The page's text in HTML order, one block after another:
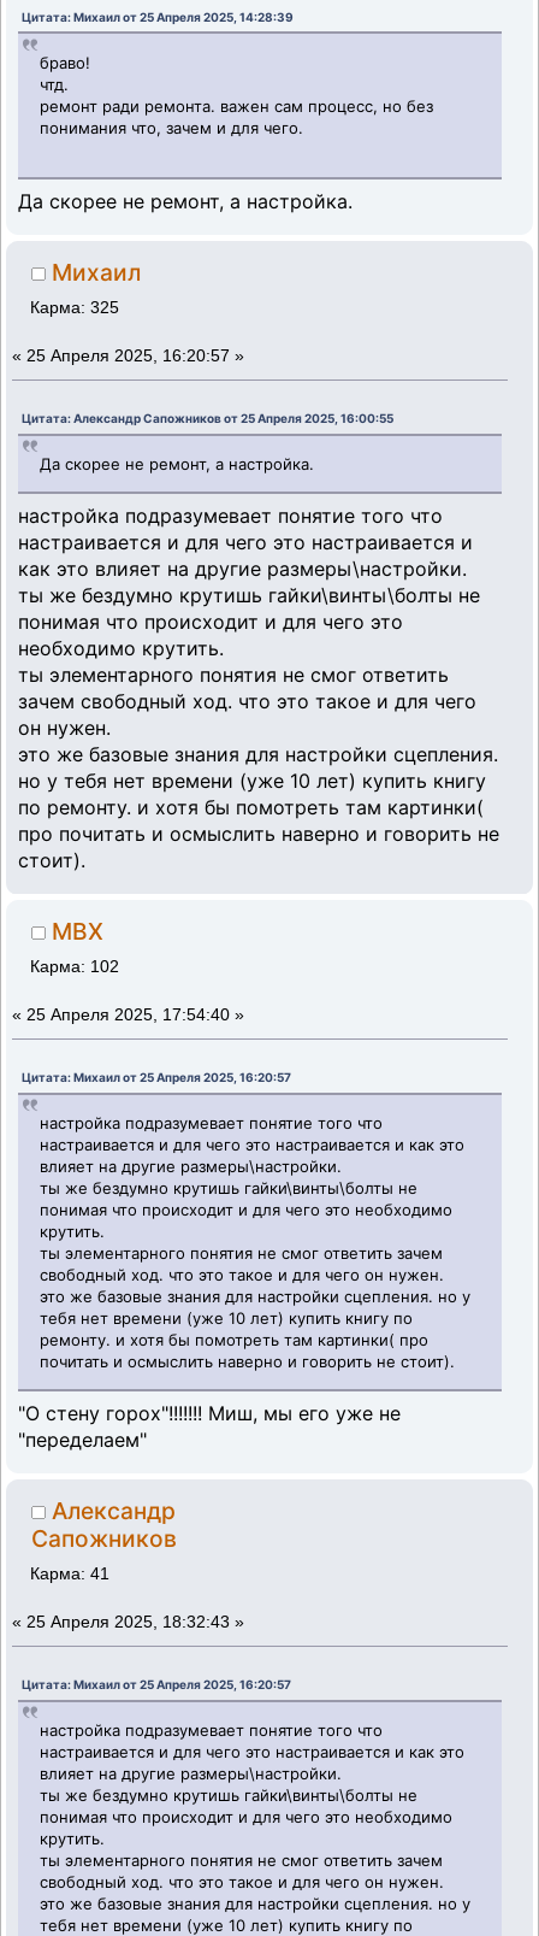
Цитата: Михаил от 25 Апреля 2025, 14:28:39
браво!
чтд.
ремонт ради ремонта. важен сам процесс, но без
понимания что, зачем и для чего.
Да скорее не ремонт, а настройка.
Михаил
Карма: 325
« 25 Апреля 2025, 16:20:57 »
Цитата: Александр Сапожников от 25 Апреля 2025, 16:00:55
Да скорее не ремонт, а настройка.
настройка подразумевает понятие того что
настраивается и для чего это настраивается и
как это влияет на другие размеры\настройки.
ты же бездумно крутишь гайки\винты\болты не
понимая что происходит и для чего это
необходимо крутить.
ты элементарного понятия не смог ответить
зачем свободный ход. что это такое и для чего
он нужен.
это же базовые знания для настройки сцепления.
но у тебя нет времени (уже 10 лет) купить книгу
по ремонту. и хотя бы помотреть там картинки(
про почитать и осмыслить наверно и говорить не
стоит).
MBX
Карма: 102
« 25 Апреля 2025, 17:54:40 »
Цитата: Михаил от 25 Апреля 2025, 16:20:57
настройка подразумевает понятие того что
настраивается и для чего это настраивается и как это
влияет на другие размеры\настройки.
ты же бездумно крутишь гайки\винты\болты не
понимая что происходит и для чего это необходимо
крутить.
ты элементарного понятия не смог ответить зачем
свободный ход. что это такое и для чего он нужен.
это же базовые знания для настройки сцепления. но у
тебя нет времени (уже 10 лет) купить книгу по
ремонту. и хотя бы помотреть там картинки( про
почитать и осмыслить наверно и говорить не стоит).
"О стену горох"!!!!!!! Миш, мы его уже не
"переделаем"
Александр
Сапожников
Карма: 41
« 25 Апреля 2025, 18:32:43 »
Цитата: Михаил от 25 Апреля 2025, 16:20:57
настройка подразумевает понятие того что
настраивается и для чего это настраивается и как это
влияет на другие размеры\настройки.
ты же бездумно крутишь гайки\винты\болты не
понимая что происходит и для чего это необходимо
крутить.
ты элементарного понятия не смог ответить зачем
свободный ход. что это такое и для чего он нужен.
это же базовые знания для настройки сцепления. но у
тебя нет времени (уже 10 лет) купить книгу по